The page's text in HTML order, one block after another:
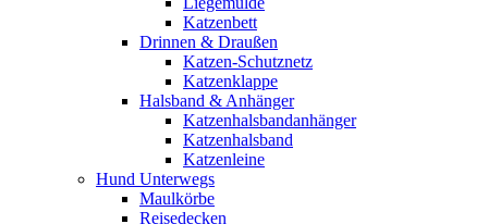
Katzenbett
Drinnen & Draußen
Katzen-Schutznetz
Katzenklappe
Halsband & Anhänger
Katzenhalsbandanhänger
Katzenhalsband
Katzenleine
Hund Unterwegs
Maulkörbe
Reisedecken